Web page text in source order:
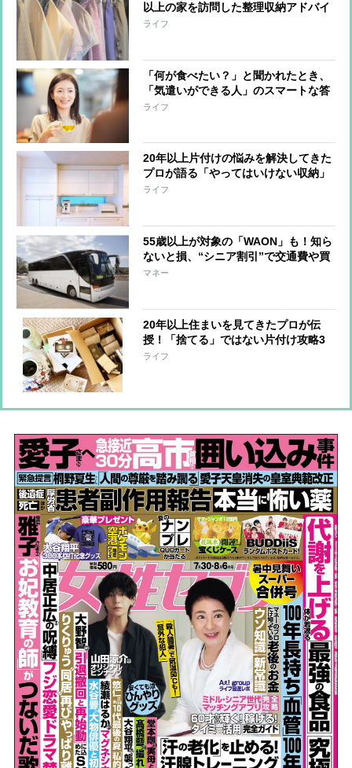
以上の家を訪問した整理収納アドバイ
ザーがそう語る理由
ライフ
「何が食べたい？」と聞かれたとき、
「気遣いができる人」のスマートな答
え方
ライフ
20年以上片付けの悩みを解決してきた
プロが語る「やってはいけない収納」
3つ
ライフ
55歳以上が対象の「WAON」も！知ら
ないと損、“シニア割引”で交通費や買
い物がお得に
マネー
20年以上住まいを見てきたプロが伝
授！「捨てる」ではない片付け攻略3
か条
ライフ